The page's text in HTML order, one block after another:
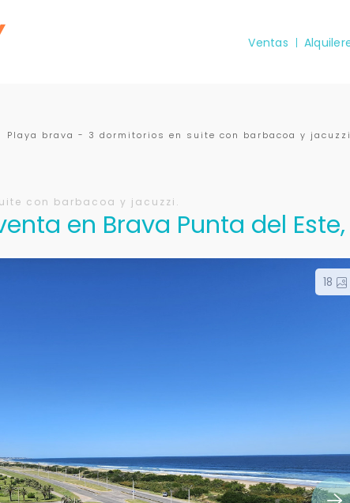
Ventas
Playa brava - 3 dormitorios en suite con barbacoa y
con barbacoa y jacuzzi.
en Brava Punta del
18